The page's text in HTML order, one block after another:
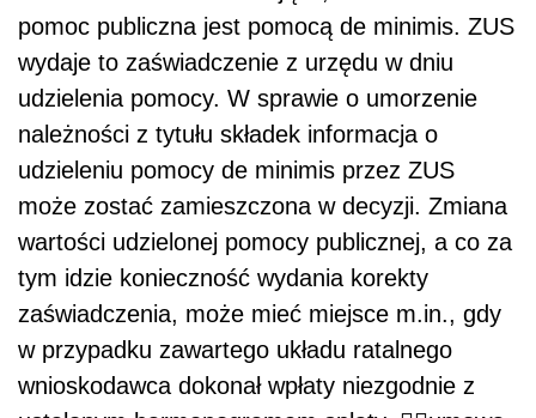
pomoc publiczna jest pomocą de minimis. ZUS
wydaje to zaświadczenie z urzędu w dniu
udzielenia pomocy. W sprawie o umorzenie
należności z tytułu składek informacja o
udzieleniu pomocy de minimis przez ZUS
może zostać zamieszczona w decyzji. Zmiana
wartości udzielonej pomocy publicznej, a co za
tym idzie konieczność wydania korekty
zaświadczenia, może mieć miejsce m.in., gdy
w przypadku zawartego układu ratalnego
wnioskodawca dokonał wpłaty niezgodnie z